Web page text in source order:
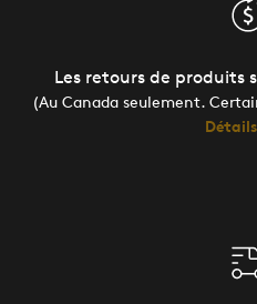
Les retours de produits
(Au Canada seulement.